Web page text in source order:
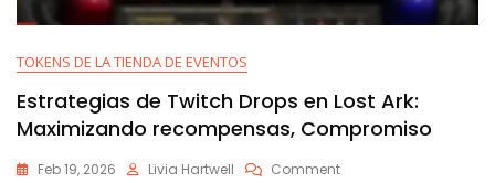
TOKENS DE LA TIENDA DE EVENTOS
Estrategias de Twitch Drops en Lost Ark:
Maximizando recompensas, Compromiso
Feb 19, 2026 Livia Hartwell CommentOn